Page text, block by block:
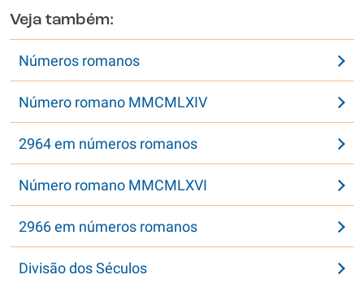
Veja também:
Números romanos
Número romano MMCMLXIV
2964 em números romanos
Número romano MMCMLXVI
2966 em números romanos
Divisão dos Séculos